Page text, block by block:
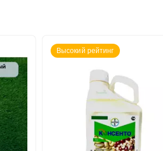
Высокий рейтинг